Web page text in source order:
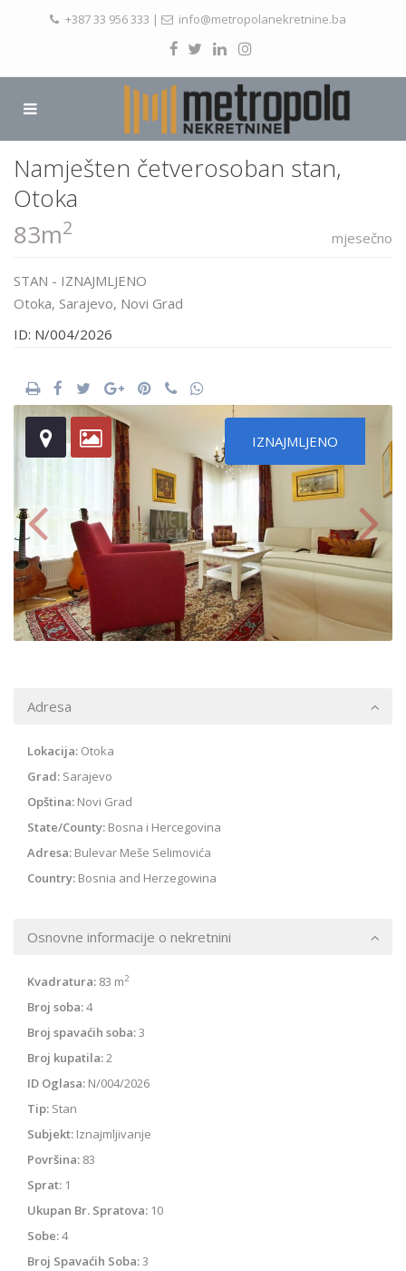
+387 33 956 333 | info@metropolanekretnine.ba
Namješten četverosoban stan,
Otoka
83m2 mjesečno
STAN - IZNAJMLJENO
Otoka, Sarajevo, Novi Grad
ID: N/004/2026
IZNAJMLJENO
Adresa
Lokacija: Otoka
Grad: Sarajevo
Opština: Novi Grad
State/County: Bosna i Hercegovina
Adresa: Bulevar Meše Selimovića
Country: Bosnia and Herzegowina
Osnovne informacije o nekretnini
Kvadratura: 83 m2
Broj soba:4
Broj spavaćih soba:3
Broj kupatila:2
ID Oglasa: N/004/2026
Tip: Stan
Subjekt: Iznajmljivanje
Površina: 83
Sprat: 1
Ukupan Br. Spratova: 10
Sobe:4
Broj Spavaćih Soba:3